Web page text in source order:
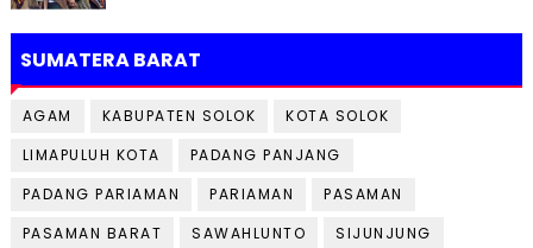
SUMATERA BARAT
AGAM KABUPATEN SOLOK
KOTA SOLOK
LIMAPULUH KOTA
PADANG PANJANG
PADANG PARIAMAN
PARIAMAN
PASAMAN
PASAMAN BARAT
SAWAHLUNTO
SIJUNJUNG